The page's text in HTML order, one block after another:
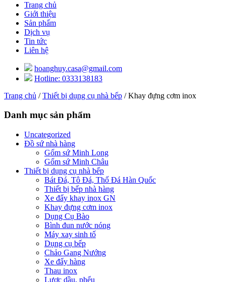
Trang chủ
Giới thiệu
Sản phẩm
Dịch vụ
Tin tức
Liên hệ
hoanghuy.casa@gmail.com
Hotline: 0333138183
Trang chủ /Thiết bị dụng cụ nhà bếp / Khay đựng cơm inox
Danh mục sản phẩm
Uncategorized
Đồ sứ nhà hàng
Gốm sứ Minh Long
Gốm sứ Minh Châu
Thiết bị dụng cụ nhà bếp
Bát Đá, Tô Đá, Thố Đá Hàn Quốc
Thiết bị bếp nhà hàng
Xe đẩy khay inox GN
Khay đựng cơm inox
Dụng Cụ Bào
Bình đun nước nóng
Máy xay sinh tố
Dụng cụ bếp
Chảo Gang Nướng
Xe đẩy hàng
Thau inox
Lược dầu, phểu